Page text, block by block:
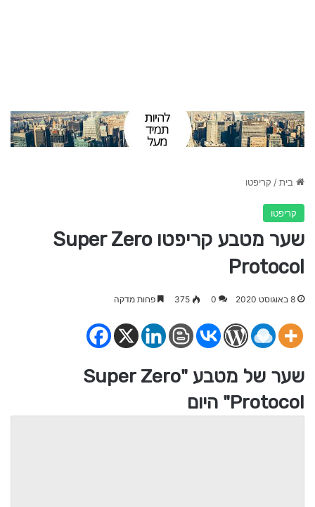
בית/ קריפטו
קריפטו
שער מטבע קריפטו Super Zero
Protocol
8 באוגוסט 2020 0
375 פחות מדקה
שער של מטבע "Super Zero
Protocol" היום